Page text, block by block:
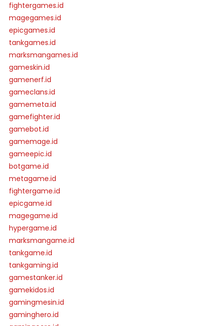
fightergames.id
magegames.id
epicgames.id
tankgames.id
marksmangames.id
gameskin.id
gamenerf.id
gameclans.id
gamemeta.id
gamefighter.id
gamebot.id
gamemage.id
gameepic.id
botgame.id
metagame.id
fightergame.id
epicgame.id
magegame.id
hypergame.id
marksmangame.id
tankgame.id
tankgaming.id
gamestanker.id
gamekidos.id
gamingmesin.id
gaminghero.id